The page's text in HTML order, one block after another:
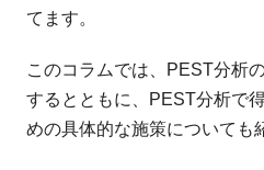
てます。
このコラムでは、PEST分析
するとともに、PEST分析で
めの具体的な施策についても